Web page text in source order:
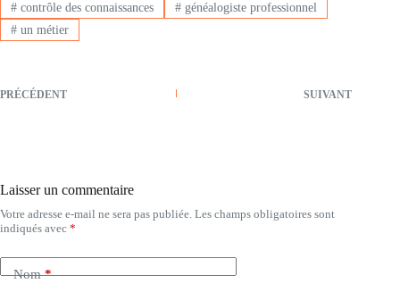
#contrôle des connaissances #généalogiste professionnel
#un métier
PRÉCÉDENT SUIVANT
Laisser un commentaire
Votre adresse e-mail ne sera pas publiée. Les champs obligatoires sont
indiqués avec *
Nom*